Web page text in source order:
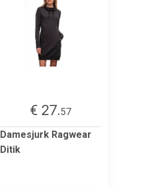
€ 27.57
Damesjurk Ragwear
Ditik